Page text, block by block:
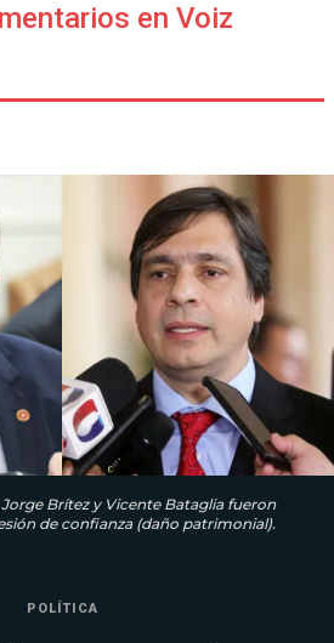
en Voiz
Brítez y Vicente Bataglia fueron
de confianza (daño patrimonial).
POLÍTICA